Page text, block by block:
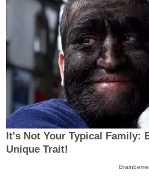
It's Not Your Typical Family:
Unique Trait!